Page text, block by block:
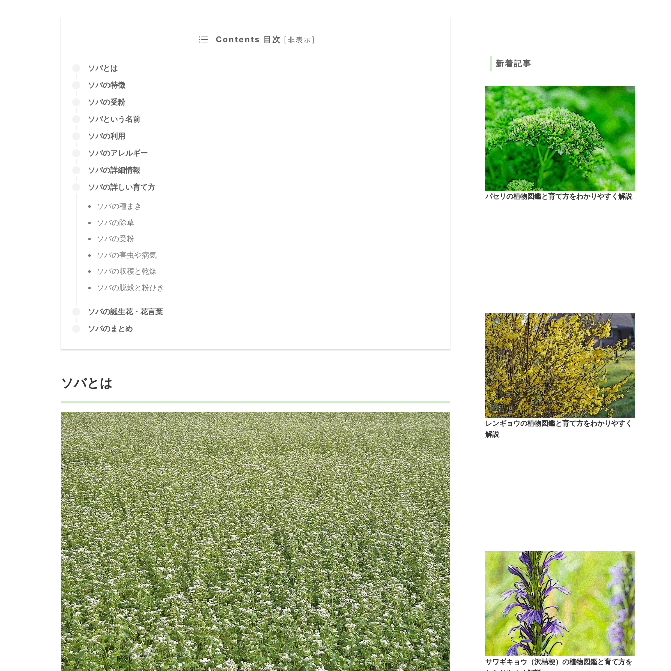
Contents 目次 [非表示]
ソバとは
ソバの特徴
ソバの受粉
ソバという名前
ソバの利用
ソバのアレルギー
ソバの詳細情報
ソバの詳しい育て方
ソバの種まき
ソバの除草
ソバの受粉
ソバの害虫や病気
ソバの収穫と乾燥
ソバの脱穀と粉ひき
ソバの誕生花・花言葉
ソバのまとめ
ソバとは
新着記事
パセリの植物図鑑と育て方をわかりやすく解説
レンギョウの植物図鑑と育て方をわかりやすく
解説
サワギキョウ（沢桔梗）の植物図鑑と育て方を